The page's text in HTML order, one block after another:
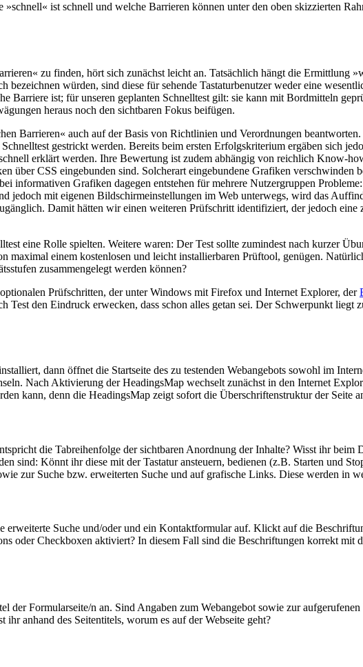
ist schnell und welche Barrieren können unter den oben skizzierten
zu finden, hört sich zunächst leicht an. Tatsächlich hängt die Ermittlung
bezeichnen würden, sind diese für sehende Tastaturbenutzer weder eine
Barriere ist; für unseren geplanten Schnelltest gilt: sie kann mit Bordmitteln
heraus noch den sichtbaren Fokus beifügen.
Barrieren« auch auf der Basis von Richtlinien und Verordnungen
gestrickt werden. Bereits beim ersten Erfolgskriterium ergäben sich
erklärt werden. Ihre Bewertung ist zudem abhängig von reichlich Know-
über CSS eingebunden sind. Solcherart eingebundene Grafiken
informativen Grafiken dagegen entstehen für mehrere Nutzergruppen
jedoch mit eigenen Bildschirmeinstellungen im Web unterwegs, wird das
Damit hätten wir einen weiteren Prüfschritt identifiziert, der jedoch eine
eine Rolle spielten. Weitere waren: Der Test sollte zumindest nach kurzer
maximal einem kostenlosen und leicht installierbaren Prüftool, genügen.
zusammengelegt werden können?
Prüfschritten, der unter Windows mit Firefox und Internet Explorer, der
Test den Eindruck erwecken, dass schon alles getan sei. Der Schwerpunkt
dann öffnet die Startseite des zu testenden Webangebots sowohl im
Nach Aktivierung der HeadingsMap wechselt zunächst in den Internet
kann, denn die HeadingsMap zeigt sofort die Überschriftenstruktur der Seite
die Tabreihenfolge der sichtbaren Anordnung der Inhalte? Wisst ihr beim
sind: Könnt ihr diese mit der Tastatur ansteuern, bedienen (z.B. Starten und
zur Suche bzw. erweiterten Suche und auf grafische Links. Diese werden in
Suche und/oder und ein Kontaktformular auf. Klickt auf die
oder Checkboxen aktiviert? In diesem Fall sind die Beschriftungen korrekt mit
der Formularseite/n an. Sind Angaben zum Webangebot sowie zur
anhand des Seitentitels, worum es auf der Webseite geht?